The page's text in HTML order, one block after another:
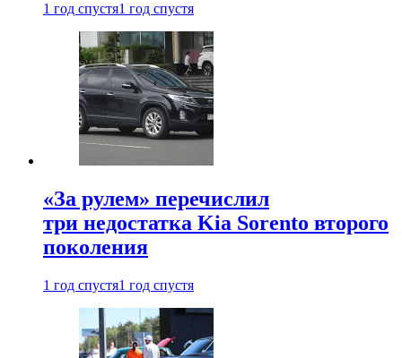
1 год спустя1 год спустя
«За рулем» перечислил
три недостатка Kia Sorento второго
поколения
1 год спустя1 год спустя